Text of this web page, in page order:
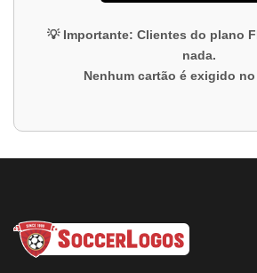
💡 Importante: Clientes do plano
nada.
Nenhum cartão é exigido